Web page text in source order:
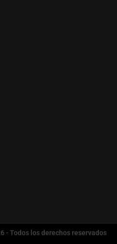
- Todos los derechos reservados